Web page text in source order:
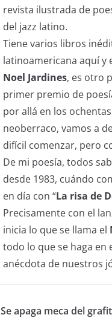
revista ilustrada de
del jazz latino.
Tiene varios libros
latinoamericana aquí y
Noel Jardines, es otro
primer premio de
por allá en los
neoberraco, vamos a
difícil comenzar, pero
De mi poesía, todos
desde 1983, cuándo
en día con “La risa de
Precisamente con el
inicia lo que se llama el
todo lo que se haga en
anécdota de nuestros
Se apaga meca del